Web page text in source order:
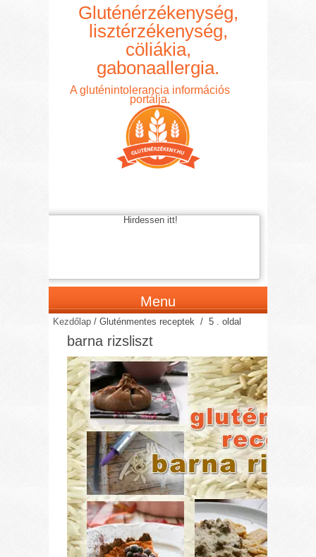
Gluténérzékenység,
lisztérzékenység,
cöliákia,
gabonaallergia.
A gluténintolerancia információs
portálja.
Hirdessen itt!
Menu
Kezdőlap /Gluténmentes receptek / 5 . oldal
barna rizsliszt